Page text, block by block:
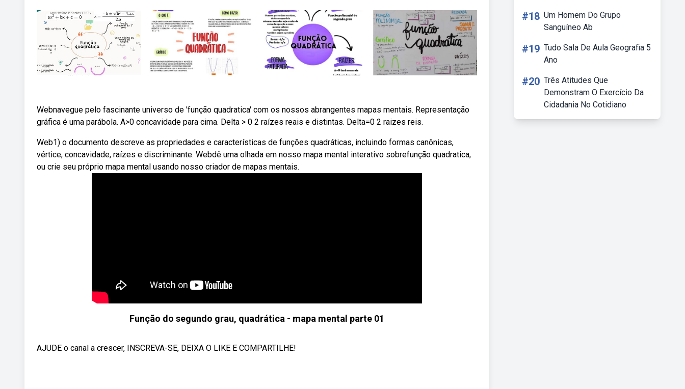
Webnavegue pelo fascinante universo de 'função quadratica' com os nossos abrangentes mapas mentais. Representação
gráfica é uma parábola. A>0 concavidade para cima. Delta > 0 2 raízes reais e distintas. Delta=0 2 raizes reis.
Web1) o documento descreve as propriedades e características de funções quadráticas, incluindo formas canônicas,
vértice, concavidade, raízes e discriminante. Webdê uma olhada em nosso mapa mental interativo sobrefunção quadratica,
ou crie seu próprio mapa mental usando nosso criador de mapas mentais.
Função do segundo grau, quadrática - mapa mental parte 01
AJUDE o canal a crescer, INSCREVA-SE, DEIXA O LIKE E COMPARTILHE!
#18 Um Homem Do Grupo
Sanguíneo Ab
#19 Tudo Sala De Aula Geografia 5
Ano
#20 Três Atitudes Que
Demonstram O Exercício Da
Cidadania No Cotidiano